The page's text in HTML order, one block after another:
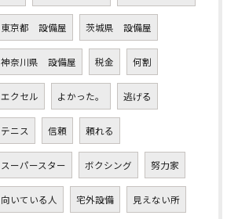
東京都 設備屋 茨城県 設備屋
神奈川県 設備屋 税金 何割
エクセル よかった。 逃げる
テニス 信頼 頼れる
スーパースター ボクシング 努力家
向いている人 宅外設備 見えない所